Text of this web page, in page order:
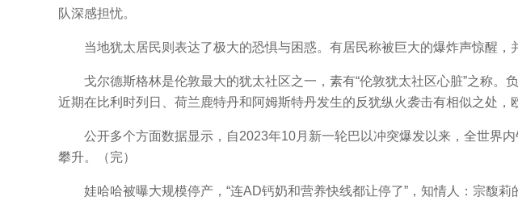
队深感担忧。
当地犹太居民则表达了极大的恐惧与困惑。有居民称被巨大的爆炸声惊醒，
戈尔德斯格林是伦敦最大的犹太社区之一，素有“伦敦犹太社区心脏”之称。
近期在比利时列日、荷兰鹿特丹和阿姆斯特丹发生的反犹纵火袭击有相似之处
公开多个方面数据显示，自2023年10月新一轮巴以冲突爆发以来，全世界内
攀升。（完）
娃哈哈被曝大规模停产，“连AD钙奶和营养快线都让停了”，知情人：宗馥莉